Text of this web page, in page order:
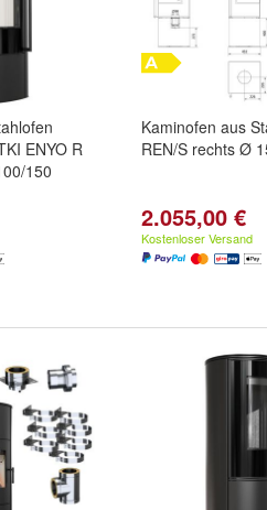
ENYO R
150
Kaminofen aus
REN/S rechts Ø
2.055,00 €
Kostenloser Versand